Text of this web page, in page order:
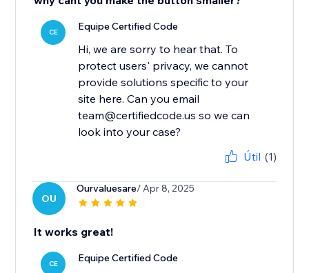
CE Equipe Certified Code
Hi, we are sorry to hear that. To
protect users' privacy, we cannot
provide solutions specific to your
site here. Can you email
team@certifiedcode.us so we can
look into your case?
Útil (1)
OU
Ourvaluesare/ Apr 8, 2025
It works great!
CE Equipe Certified Code